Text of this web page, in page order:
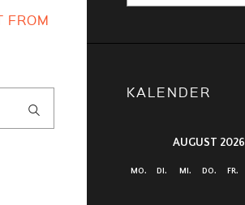
FROM
KALENDER
AUGUST 2026
MO. DI. MI. DO. FR.